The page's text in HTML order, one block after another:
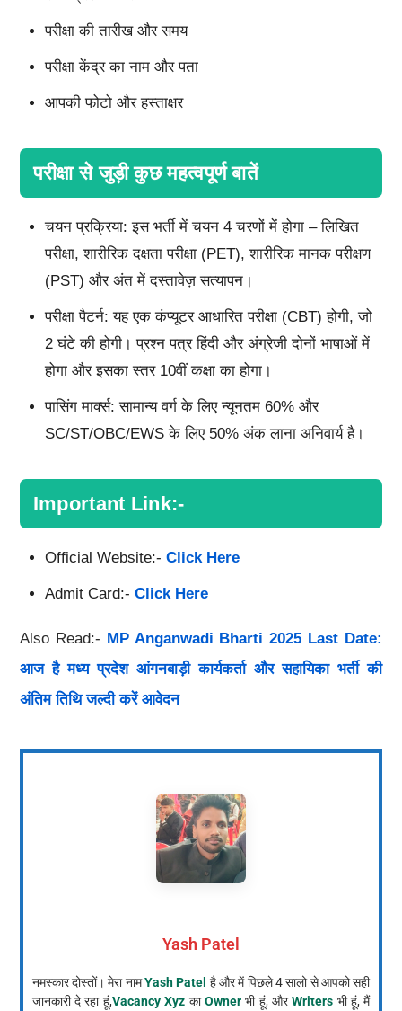
परीक्षा की तारीख और समय
परीक्षा केंद्र का नाम और पता
आपकी फोटो और हस्ताक्षर
परीक्षा से जुड़ी कुछ महत्वपूर्ण बातें
चयन प्रक्रिया: इस भर्ती में चयन 4 चरणों में होगा – लिखित
परीक्षा, शारीरिक दक्षता परीक्षा (PET), शारीरिक मानक परीक्षण
(PST) और अंत में दस्तावेज़ सत्यापन।
परीक्षा पैटर्न: यह एक कंप्यूटर आधारित परीक्षा (CBT) होगी, जो
2 घंटे की होगी। प्रश्न पत्र हिंदी और अंग्रेजी दोनों भाषाओं में
होगा और इसका स्तर 10वीं कक्षा का होगा।
पासिंग मार्क्स: सामान्य वर्ग के लिए न्यूनतम 60% और
SC/ST/OBC/EWS के लिए 50% अंक लाना अनिवार्य है।
Important Link:-
Official Website:- Click Here
Admit Card:- Click Here
Also Read:- MP Anganwadi Bharti 2025 Last Date:
आज है मध्य प्रदेश आंगनबाड़ी कार्यकर्ता और सहायिका भर्ती की
अंतिम तिथि जल्दी करें आवेदन
Yash Patel
नमस्कार दोस्तों। मेरा नामYash Patel है और में पिछले 4 सालो से आपको सही
जानकारी दे रहा हूं,Vacancy Xyz काOwnerभी हूं, औरWriters भी हूं, मैं